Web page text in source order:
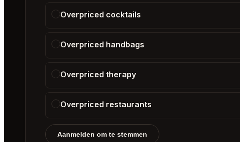
Overpriced cocktails
Overpriced handbags
Overpriced therapy
Overpriced restaurants
Aanmelden om te stemmen